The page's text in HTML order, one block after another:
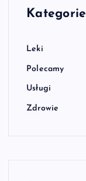
Kategorie
Leki
Polecamy
Usługi
Zdrowie